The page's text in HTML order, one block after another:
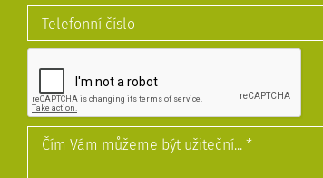
Pronájem útulného bytu v
3+1, 80m2, Formánkova, Třebeš
16 900 Kč